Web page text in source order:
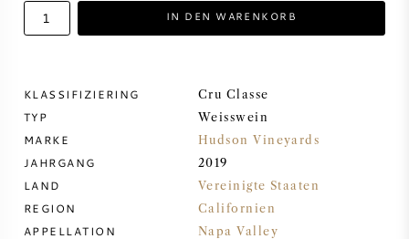
DESSERTWEIN
IN DEN WARENKORB
KLASSIFIZIERING Cru Classe
TYP Weisswein
MARKE Hudson Vineyards
JAHRGANG 2019
LAND Vereinigte Staaten
REGION Californien
APPELLATION Napa Valley